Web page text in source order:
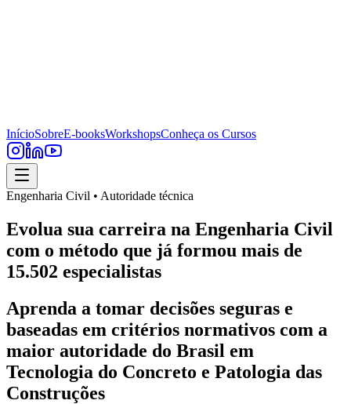
InícioSobreE-booksWorkshopsConheça os Cursos
Engenharia Civil • Autoridade técnica
Evolua sua carreira na Engenharia Civil
com o método que já formou mais de
15.502 especialistas
Aprenda a tomar decisões seguras e
baseadas em critérios normativos com a
maior autoridade do Brasil em
Tecnologia do Concreto e Patologia das
Construções